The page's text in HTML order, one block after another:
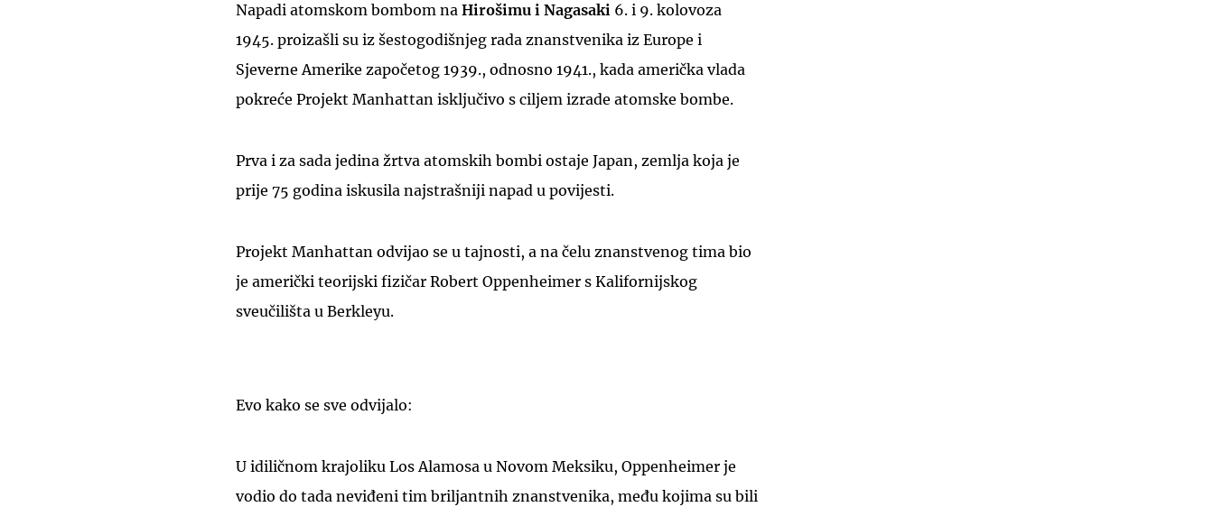
Napadi atomskom bombom na Hirošimu i Nagasaki 6. i 9. kolovoza
1945. proizašli su iz šestogodišnjeg rada znanstvenika iz Europe i
Sjeverne Amerike započetog 1939., odnosno 1941., kada američka vlada
pokreće Projekt Manhattan isključivo s ciljem izrade atomske bombe.
Prva i za sada jedina žrtva atomskih bombi ostaje Japan, zemlja koja je
prije 75 godina iskusila najstrašniji napad u povijesti.
Projekt Manhattan odvijao se u tajnosti, a na čelu znanstvenog tima bio
je američki teorijski fizičar Robert Oppenheimer s Kalifornijskog
sveučilišta u Berkleyu.
Evo kako se sve odvijalo:
U idiličnom krajoliku Los Alamosa u Novom Meksiku, Oppenheimer je
vodio do tada neviđeni tim briljantnih znanstvenika, među kojima su bili